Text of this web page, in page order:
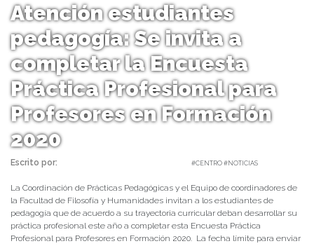
Atención estudiantes
pedagogía: Se invita a
completar la Encuesta
Práctica Profesional para
Profesores en Formación
2020
Escrito por: #CENTRO #NOTICIAS
La Coordinación de Prácticas Pedagógicas y el Equipo de coordinadores de
la Facultad de Filosofía y Humanidades invitan a los estudiantes de
pedagogía que de acuerdo a su trayectoria curricular deban desarrollar su
práctica profesional este año a completar esta Encuesta Práctica
Profesional para Profesores en Formación 2020. La fecha límite para enviar